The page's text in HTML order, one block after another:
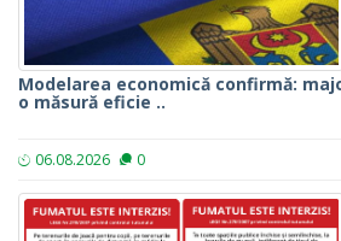
Modelarea economică confirmă:
o măsură eficie ..
06.08.2026 0